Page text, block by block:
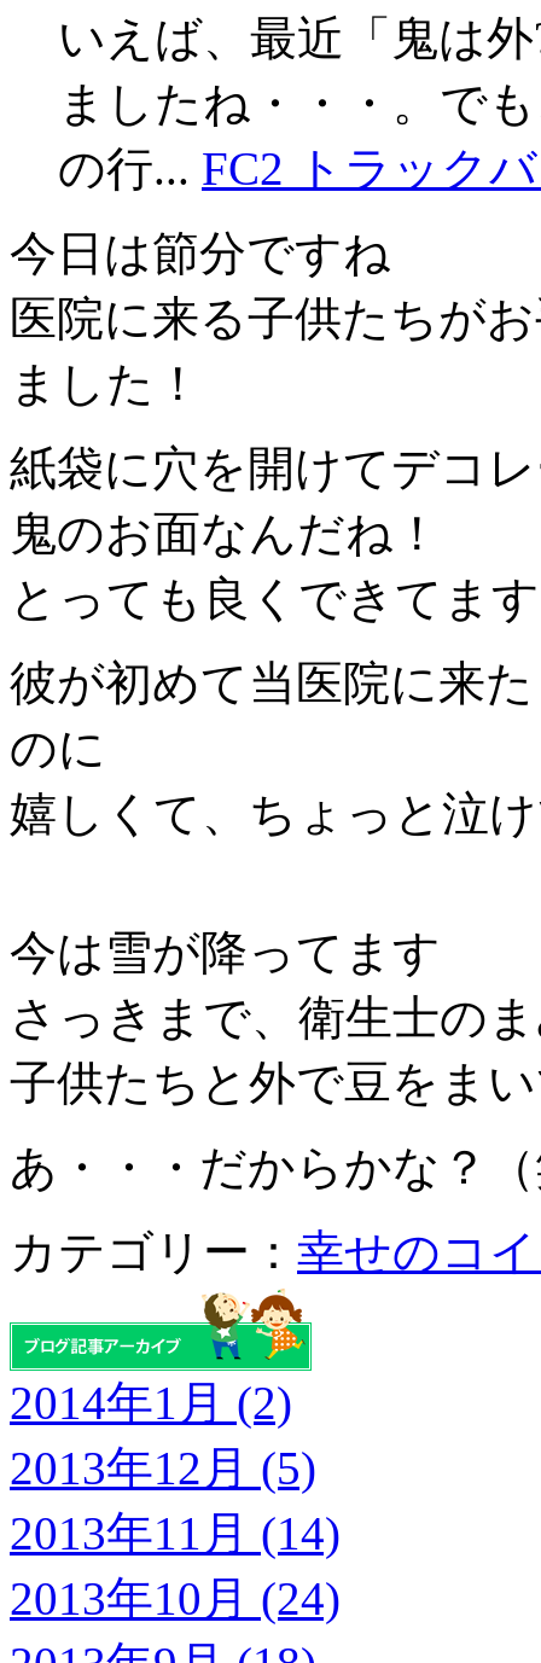
いえば、最近「鬼は
ましたね・・・。で
の行... FC2 トラック
今日は節分ですね
医院に来る子供たちが
ました！
紙袋に穴を開けてデコ
鬼のお面なんだね！
とっても良くできてます
彼が初めて当医院に来
のに
嬉しくて、ちょっと泣
今は雪が降ってます
さっきまで、衛生士の
子供たちと外で豆をま
あ・・・だからかな？
カテゴリー： 幸せのコ
2014年1月 (2)
2013年12月 (5)
2013年11月 (14)
2013年10月 (24)